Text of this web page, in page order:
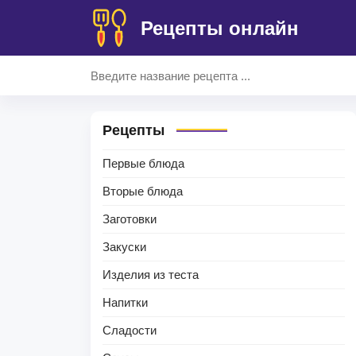
Рецепты онлайн
Рецепты
Первые блюда
Вторые блюда
Заготовки
Закуски
Изделия из теста
Напитки
Сладости